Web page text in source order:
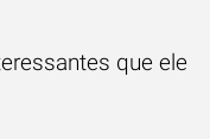
que ele